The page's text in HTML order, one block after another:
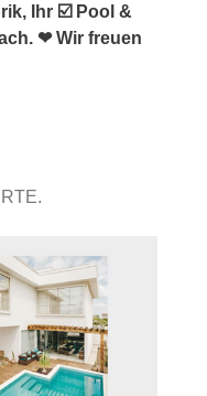
Ihr ☑️ Pool &
❤ Wir freuen